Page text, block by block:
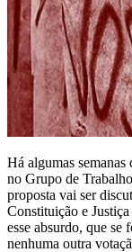
Há algumas
no Grupo de
proposta vai ser
Constituição e
esse absurdo, que se
nenhuma outra